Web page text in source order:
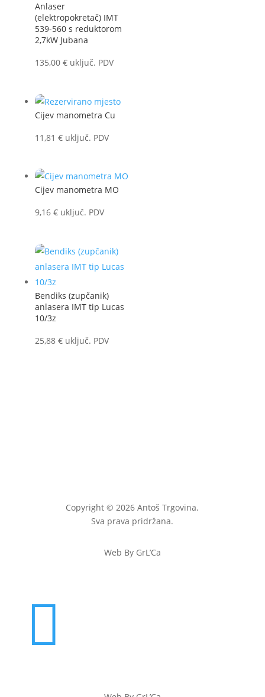
Anlaser
(elektropokretač) IMT
539-560 s reduktorom
2,7kW Jubana
135,00 € uključ. PDV
Cijev manometra Cu
11,81 € uključ. PDV
Cijev manometra MO
9,16 € uključ. PDV
Bendiks (zupčanik)
anlasera IMT tip Lucas
10/3z
25,88 € uključ. PDV
Copyright © 2026 Antoš Trgovina.
Sva prava pridržana.
Web By GrL’Ca
